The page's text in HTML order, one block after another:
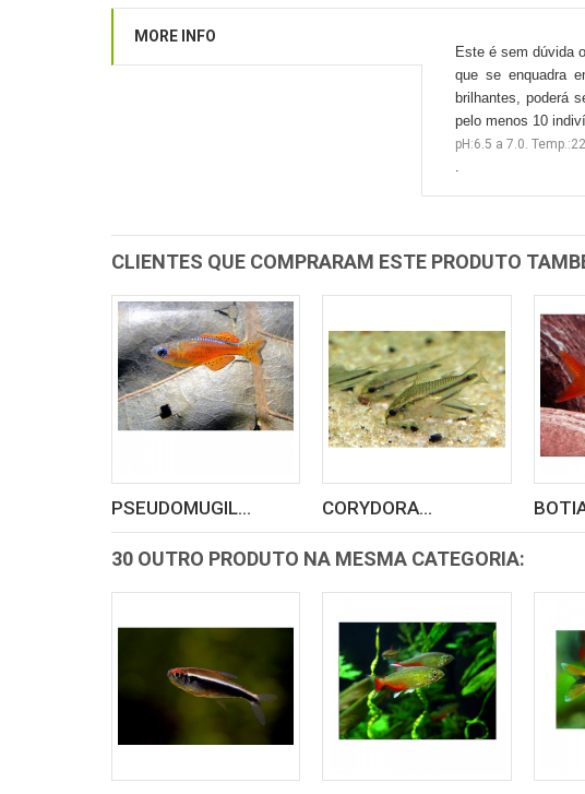
MORE INFO
Este é sem dúvida
que se enquadra
brilhantes, poderá
pelo menos 10
pH:6.5 a 7.0.
CLIENTES QUE COMPRARAM ESTE PRODUTO
PSEUDOMUGIL... CORYDORA...
30 OUTRO PRODUTO NA MESMA CATEGORIA: